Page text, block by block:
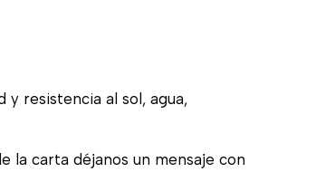
y resistencia al sol, agua,
la carta déjanos un mensaje con